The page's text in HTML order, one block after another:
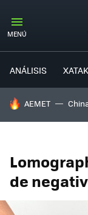
MENÚ
ANÁLISIS
HOY SE HABLA
AEMET
de